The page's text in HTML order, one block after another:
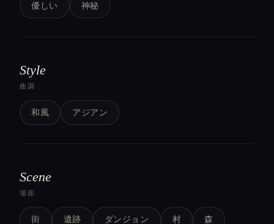
優しい 神秘
Style
曲調
和風 アジアン
Scene
場面
街 遺跡 ダンジョン 村 森